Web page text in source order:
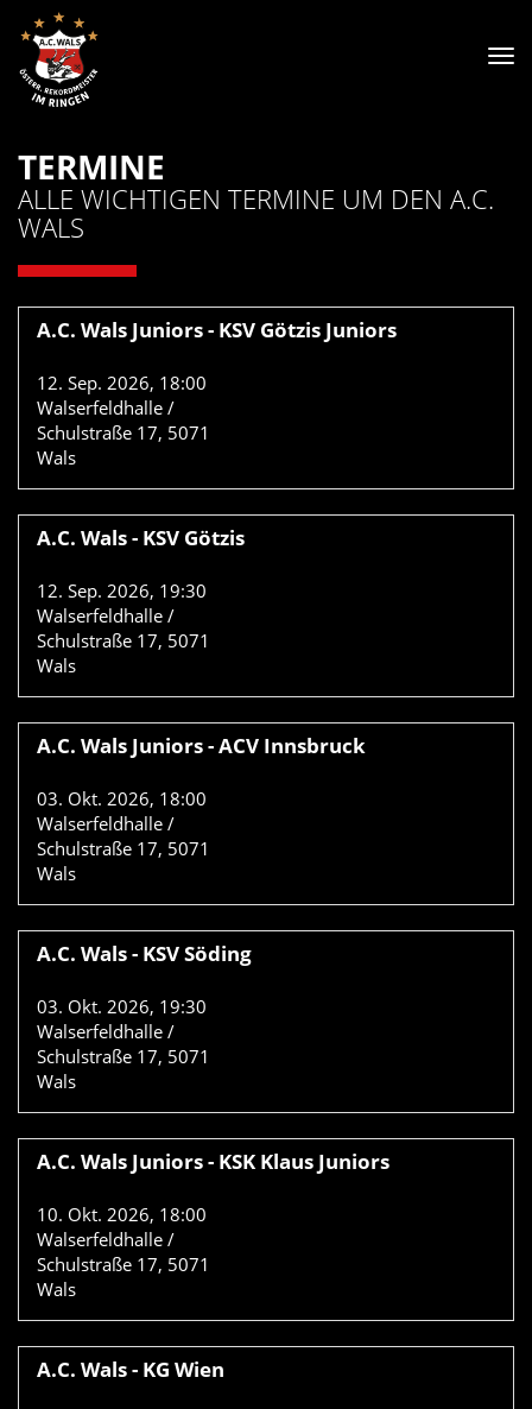
TERMINE
ALLE WICHTIGEN TERMINE UM DEN A.C.
WALS
A.C. Wals Juniors - KSV Götzis Juniors
12. Sep. 2026, 18:00
Walserfeldhalle /
Schulstraße 17, 5071
Wals
A.C. Wals - KSV Götzis
12. Sep. 2026, 19:30
Walserfeldhalle /
Schulstraße 17, 5071
Wals
A.C. Wals Juniors - ACV Innsbruck
03. Okt. 2026, 18:00
Walserfeldhalle /
Schulstraße 17, 5071
Wals
A.C. Wals - KSV Söding
03. Okt. 2026, 19:30
Walserfeldhalle /
Schulstraße 17, 5071
Wals
A.C. Wals Juniors - KSK Klaus Juniors
10. Okt. 2026, 18:00
Walserfeldhalle /
Schulstraße 17, 5071
Wals
A.C. Wals - KG Wien